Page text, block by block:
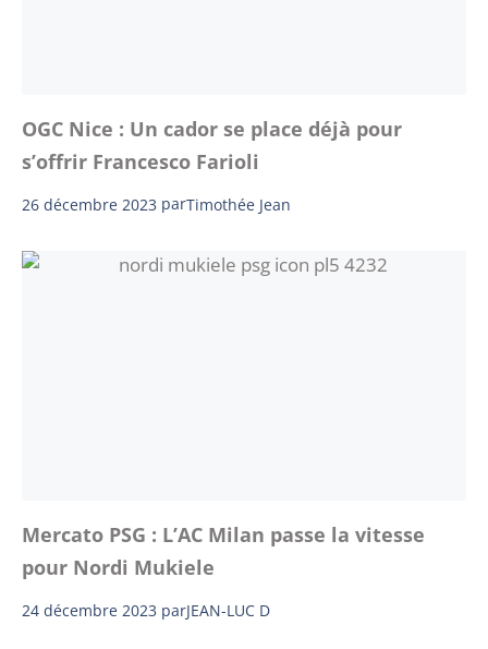
OGC Nice : Un cador se place déjà pour
s’offrir Francesco Farioli
26 décembre 2023 parTimothée Jean
Mercato PSG : L’AC Milan passe la vitesse
pour Nordi Mukiele
24 décembre 2023 parJEAN-LUC D